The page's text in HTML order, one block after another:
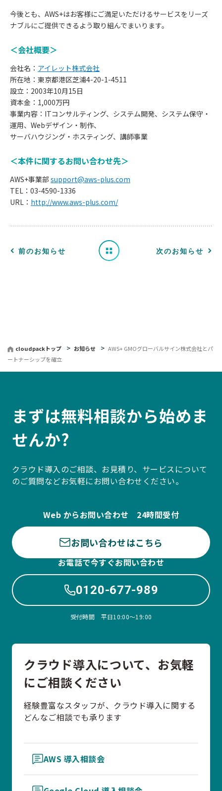
今後とも、AWS+はお客様にご満足いただけるサービスをリーズ
ナブルにご提供できるよう取り組んでまいります。
＜会社概要＞
会社名： アイレット株式会社
所在地：東京都港区芝浦4-20-1-4511
設立：2003年10月15日
資本金：1,000万円
事業内容：ITコンサルティング、システム開発、システム保守・
運用、Webデザイン・制作、
サーバハウジング・ホスティング、講師事業
＜本件に関するお問い合わせ先＞
AWS+事業部 support@aws-plus.com
TEL：03-4590-1336
URL： http://www.aws-plus.com/
前のお知らせ
お
ら
せ
一 次のお知らせ
cloudpackトップ お知らせ
AWS+ GMOグローバルサイン株式会社とパ
ートナーシップを確立
まずは無料相談から始めま
せんか?
クラウド導入のご相談、お見積り、サービスについて
のご質問などお気軽にお問い合わせください。
Web からお問い合わせ 24時間受付
お問い合わせはこちら
お電話で今すぐお問い合わせ
0120-677-989
受付時間 平日10:00〜19:00
クラウド導入について、お気軽
にご相談ください
経験豊富なスタッフが、クラウド導入に関する
どんなご相談でも承ります
AWS 導入相談会